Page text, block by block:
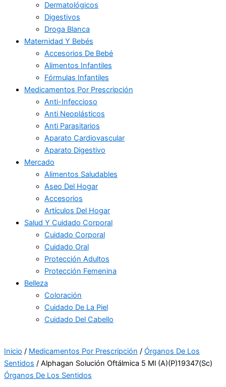
Dermatológicos
Digestivos
Droga Blanca
Maternidad Y Bebés
Accesorios De Bebé
Alimentos Infantiles
Fórmulas Infantiles
Medicamentos Por Prescripción
Anti-Infeccioso
Anti Neoplásticos
Anti Parasitarios
Aparato Cardiovascular
Aparato Digestivo
Mercado
Alimentos Saludables
Aseo Del Hogar
Accesorios
Artículos Del Hogar
Salud Y Cuidado Corporal
Cuidado Corporal
Cuidado Oral
Protección Adultos
Protección Femenina
Belleza
Coloración
Cuidado De La Piel
Cuidado Del Cabello
Inicio / Medicamentos Por Prescripción / Órganos De Los
Sentidos / Alphagan Solución Oftálmica 5 Ml (A)(P)19347(Sc)
Órganos De Los Sentidos